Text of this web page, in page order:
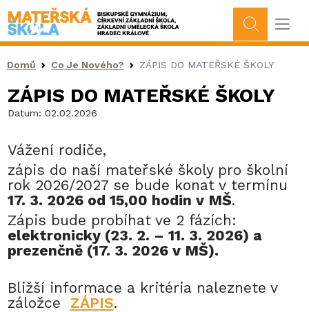
Drobečková navigace
Domů Co Je Nového? ZÁPIS DO MATEŘSKÉ ŠKOLY
ZÁPIS DO MATEŘSKÉ ŠKOLY
Datum: 02.02.2026
Vážení rodiče,
zápis do naší mateřské školy pro školní
rok 2026/2027 se bude konat v termínu
17. 3. 2026 od 15,00 hodin v MŠ.
Zápis bude probíhat ve 2 fázích:
elektronicky (23. 2. – 11. 3. 2026) a
prezenčně (17. 3. 2026 v MŠ).
Bližší informace a kritéria naleznete v
záložce ZÁPIS.